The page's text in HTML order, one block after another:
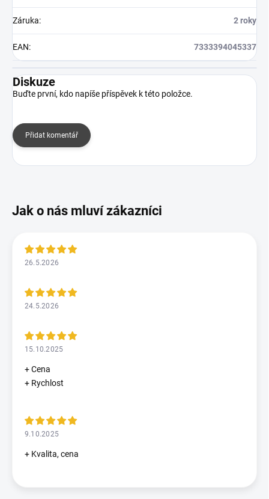
Záruka: 2 roky
EAN: 7333394045337
Diskuze
Buďte první, kdo napíše příspěvek k této položce.
Přidat komentář
26.5.2026
24.5.2026
15.10.2025
+ Cena
+ Rychlost
9.10.2025
+ Kvalita, cena